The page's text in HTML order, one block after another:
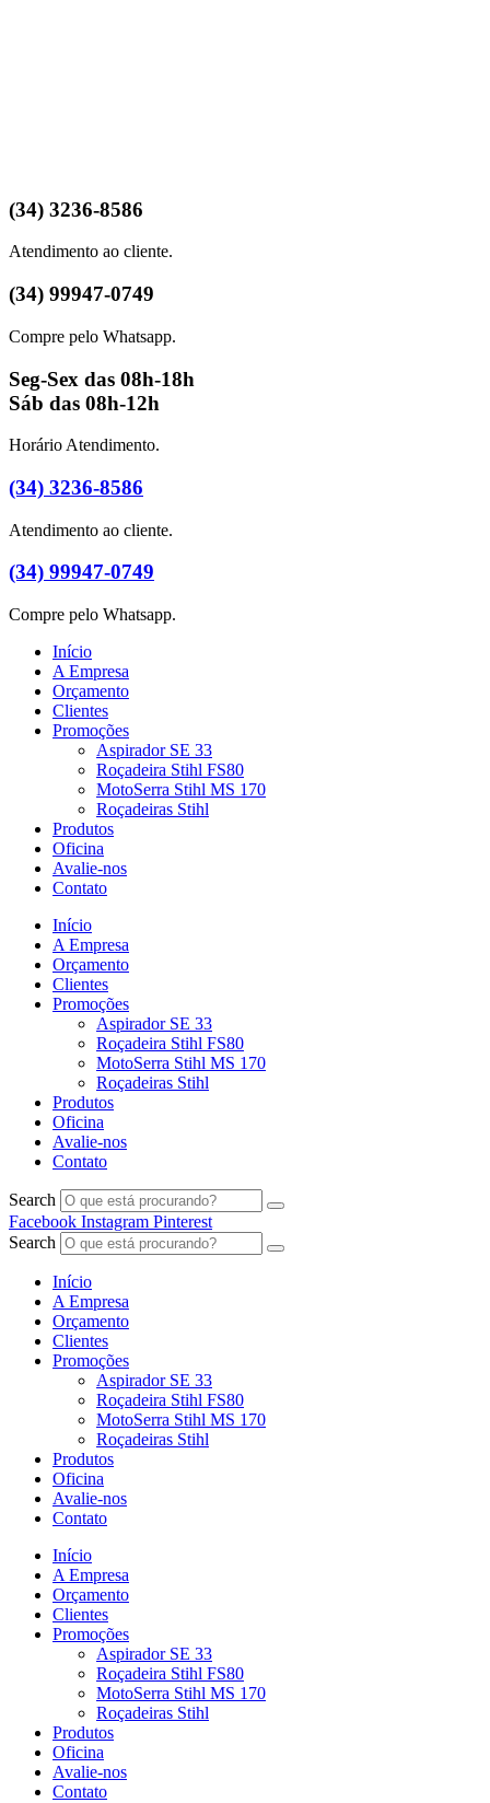
(34) 3236-8586
Atendimento ao cliente.
(34) 99947-0749
Compre pelo Whatsapp.
Seg-Sex das 08h-18h
Sáb das 08h-12h
Horário Atendimento.
(34) 3236-8586
Atendimento ao cliente.
(34) 99947-0749
Compre pelo Whatsapp.
Início
A Empresa
Orçamento
Clientes
Promoções
Aspirador SE 33
Roçadeira Stihl FS80
MotoSerra Stihl MS 170
Roçadeiras Stihl
Produtos
Oficina
Avalie-nos
Contato
Início
A Empresa
Orçamento
Clientes
Promoções
Aspirador SE 33
Roçadeira Stihl FS80
MotoSerra Stihl MS 170
Roçadeiras Stihl
Produtos
Oficina
Avalie-nos
Contato
Search
Facebook Instagram Pinterest
Search
Início
A Empresa
Orçamento
Clientes
Promoções
Aspirador SE 33
Roçadeira Stihl FS80
MotoSerra Stihl MS 170
Roçadeiras Stihl
Produtos
Oficina
Avalie-nos
Contato
Início
A Empresa
Orçamento
Clientes
Promoções
Aspirador SE 33
Roçadeira Stihl FS80
MotoSerra Stihl MS 170
Roçadeiras Stihl
Produtos
Oficina
Avalie-nos
Contato